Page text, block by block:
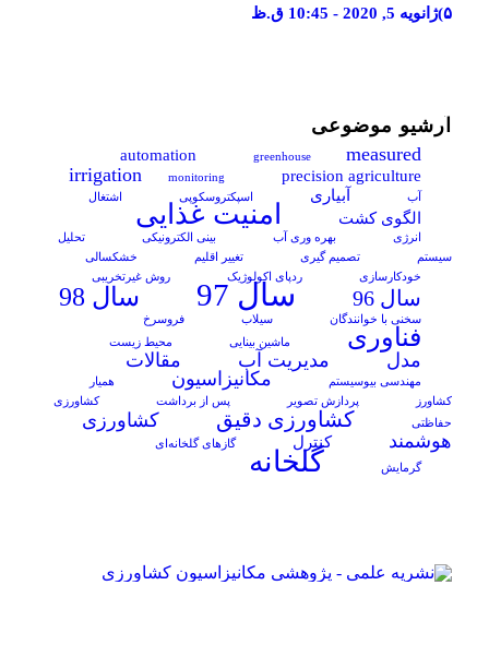
۵) ژانویه 5, 2020 - 10:45 ق.ظ
آرشیو موضوعی
automation greenhouse
measured
irrigation
monitoring precision agriculture
آب آبیاری اسپکتروسکوپی اشتغال
الگوی کشت امنیت غذایی
انرژی بهره وری آب بینی الکترونیکی
تحلیل
سیستم
تصمیم گیری تغییر اقلیم
خشکسالی
خودکارسازی
ردپای اکولوژیک روش غیرتخریبی
سال 96 سال 97 سال 98
سخنی با خوانندگان سیلاب فروسرخ
فناوری ماشین بینایی محیط زیست
مدل مدیریت آب مقالات
مهندسی بیوسیستم مکانیزاسیون
همیار
کشاورز
پردازش تصویر پس از برداشت
کشاورزی
حفاظتی
کشاورزی دقیق
کشاورزی
هوشمند
کنترل
گازهای گلخانه‌ای
گرمایش
گلخانه